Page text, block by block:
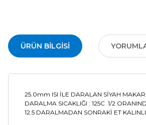
ÜRÜN BILGISI
25.0mm ISI İLE DARALAN SİYAH
DARALMA SICAKLIĞI : 125C 1/2
12.5 DARALMADAN SONRAKİ ET